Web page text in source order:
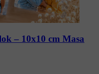
– 10x10 cm Masa